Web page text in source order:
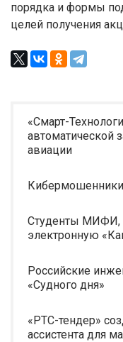
порядка и формы
целей получения
«Смарт-
автоматической
авиации
Кибермошенники
Студенты МИФИ,
электронную
Российские
«Судного дня»
«РТС-тендер»
ассистента для